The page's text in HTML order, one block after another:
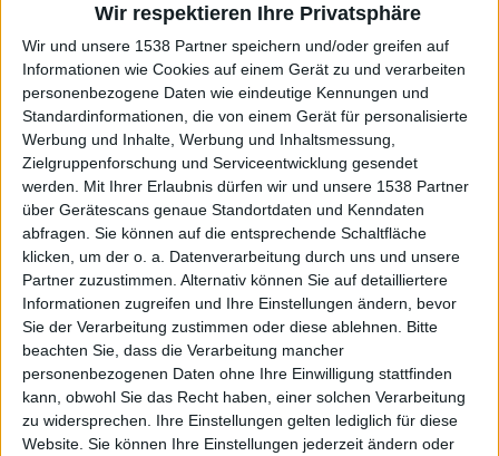
Wir respektieren Ihre Privatsphäre
Wir und unsere 1538 Partner speichern und/oder greifen auf
Informationen wie Cookies auf einem Gerät zu und verarbeiten
personenbezogene Daten wie eindeutige Kennungen und
Standardinformationen, die von einem Gerät für personalisierte
Werbung und Inhalte, Werbung und Inhaltsmessung,
Zielgruppenforschung und Serviceentwicklung gesendet
werden.
Mit Ihrer Erlaubnis dürfen wir und unsere 1538 Partner
über Gerätescans genaue Standortdaten und Kenndaten
abfragen. Sie können auf die entsprechende Schaltfläche
klicken, um der o. a. Datenverarbeitung durch uns und unsere
Partner zuzustimmen. Alternativ können Sie auf detailliertere
Informationen zugreifen und Ihre Einstellungen ändern, bevor
Sie der Verarbeitung zustimmen oder diese ablehnen.
Bitte
beachten Sie, dass die Verarbeitung mancher
personenbezogenen Daten ohne Ihre Einwilligung stattfinden
kann, obwohl Sie das Recht haben, einer solchen Verarbeitung
zu widersprechen. Ihre Einstellungen gelten lediglich für diese
Website. Sie können Ihre Einstellungen jederzeit ändern oder
…klangen die neuen Songs von „When We Are Death“
heute Abend so nach den Sechzigern?
Im Grunde ist das Album ist ein ziemlicher Mix geworden.
Wir spielen ja schon länger mit dieser Ausrichtung. Das
hört man auch ganz klar auf der letzten Platte,
beispielsweise beim ULTIMATE SPINACH-Cover („Your
Head Is Reeling“). Alte Sachen, neue Sachen, „When We
Are Death“ ist auf jeden Fall mehr HEXVESSEL denn je. So
viele Bands machen heutzutage immer dasselbe. Da
drüben beispielsweise spielen gerade DEAD LORD. Eine